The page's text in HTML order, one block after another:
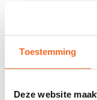
Toestemming
Deze website
Deze Dagger Ergo
zitting geplaatst
kajak. Deze variant
Deze dienen in de